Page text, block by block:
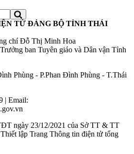
TỬ ĐẢNG BỘ TỈNH THÁI
chí Đỗ Thị Minh Hoa
ban Tuyên giáo và Dân vận Tỉnh
Phùng - P.Phan Đình Phùng - T.Thái
| Email:
ngày 23/12/2021 của Sở TT & TT
lập Trang Thông tin điện tử tổng